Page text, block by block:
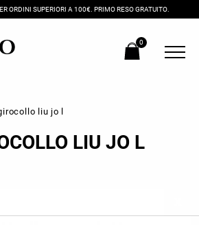
ORDINI SUPERIORI A 100€. PRIMO RESO GRATUITO.
0
liu jo l
LIU JO L